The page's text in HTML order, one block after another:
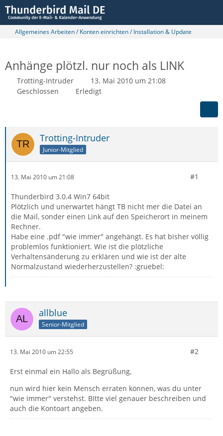
Allgemeines Arbeiten / Konten einrichten / Installation & Update
Anhänge plötzl. nur noch als LINK
Trotting-Intruder
13. Mai 2010 um 21:08
Geschlossen
Erledigt
Trotting-Intruder
Junior-Mitglied
13. Mai 2010 um 21:08 #1
Thunderbird 3.0.4 Win7 64bit
Plötzlich und unerwartet hängt TB nicht mer die Datei an
die Mail, sonder einen Link auf den Speicherort in meinem
Rechner.
Habe eine .pdf "wie immer" angehängt. Es hat bisher völlig
problemlos funktioniert. Wie ist die plötzliche
Verhaltensänderung zu erklären und wie ist der alte
Normalzustand wiederherzustellen? :gruebel:
allblue
Senior-Mitglied
13. Mai 2010 um 22:55 #2
Erst einmal ein Hallo als Begrüßung,
nun wird hier kein Mensch erraten können, was du unter
"wie immer" verstehst. BItte viel genauer beschreiben und
auch die Kontoart angeben.